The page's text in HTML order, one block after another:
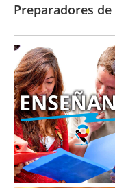
Preparadores de